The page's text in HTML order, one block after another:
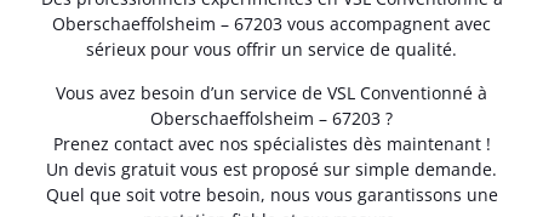
Oberschaeffolsheim – 67203 vous accompagnent avec
sérieux pour vous offrir un service de qualité.
Vous avez besoin d’un service de VSL Conventionné à
Oberschaeffolsheim – 67203 ?
Prenez contact avec nos spécialistes dès maintenant !
Un devis gratuit vous est proposé sur simple demande.
Quel que soit votre besoin, nous vous garantissons une